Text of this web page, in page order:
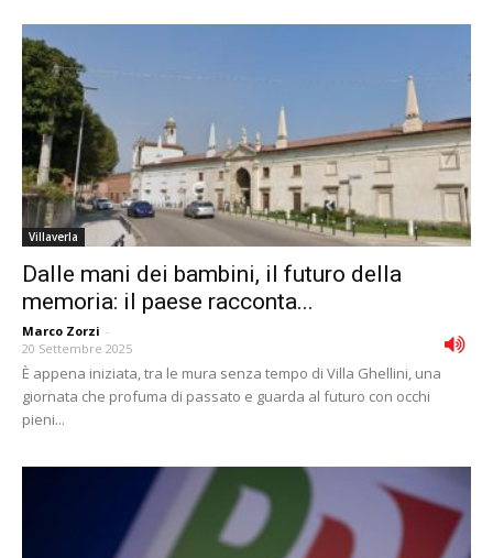
Villaverla
Dalle mani dei bambini, il futuro della
memoria: il paese racconta...
Marco Zorzi -
20 Settembre 2025
È appena iniziata, tra le mura senza tempo di Villa Ghellini, una
giornata che profuma di passato e guarda al futuro con occhi
pieni...